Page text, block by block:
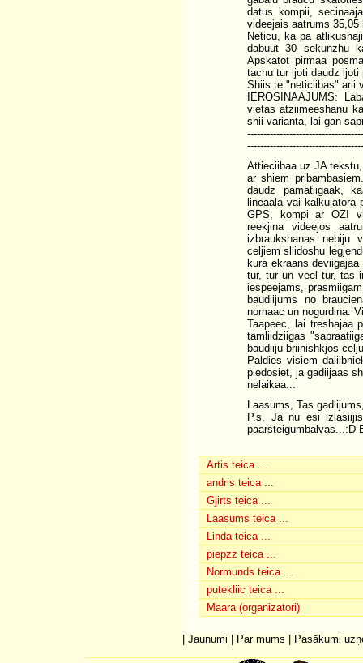
datus kompii,
videejais aatrums
Neticu, ka pa
dabuut 30 sekunzhu
Apskatot pirmaa
tachu tur ljoti daudz ljoti
Shiis te "neticiibas" arii
IEROSINAAJUMS:
vietas atziimeeshanu
shii varianta, lai gan
Attieciibaa uz JA
ar shiem
daudz pamatiigaak,
lineaala vai
GPS, kompi ar OZI
reekjina videejos
izbraukshanas nebiju
celjiem sliidoshu
kura ekraans
tur, tur un veel tur, tas
iespeejams,
baudiijums no
nomaac un nogurdina.
Taapeec, lai treshajaa
tamliidziigas
baudiiju briinishkjos
Paldies visiem
piedosiet, ja gadiijaas
nelaikaa...
Laasums, Tas
P.s. Ja nu esi
paarsteigumbalvas...:D
Artis teica ...
andris teica ...
Gjirts teica ...
Laasums teica ...
Linda teica ...
piepzz teica ...
Normunds teica ...
putekliic teica ...
Maara (organizatori)
Jaunumi Par mums Pasākumi